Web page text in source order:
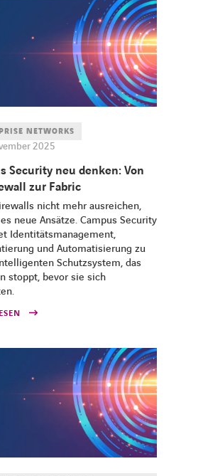
NETWORKS
2025
Security neu denken: Von
zur Fabric
nicht mehr ausreichen,
neue Ansätze. Campus Security
Identitätsmanagement,
und Automatisierung zu
Schutzsystem, das
stoppt, bevor sie sich